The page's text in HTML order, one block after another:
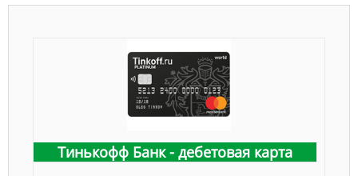
Тинькофф Банк - дебетовая карта